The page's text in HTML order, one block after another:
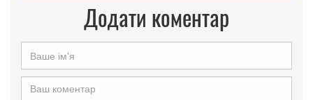
Додати коментар